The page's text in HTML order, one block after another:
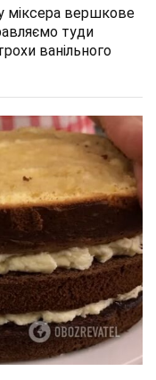
міксера вершкове
туди
ванільного